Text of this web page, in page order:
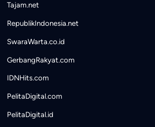
Tajam.net
RepublikIndonesia.net
SwaraWarta.co.id
GerbangRakyat.com
IDNHits.com
PelitaDigital.com
PelitaDigital.id